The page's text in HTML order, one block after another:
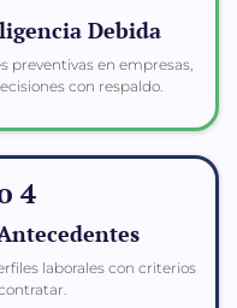
Debida
preventivas en empresas,
con respaldo.
4
laborales con criterios